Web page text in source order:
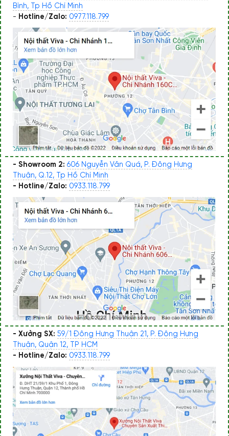
Bình, Tp Hồ Chí Minh
- Hotline/Zalo: 0977.118.799
- Showroom 2: 606 Nguyễn Văn Quá, P. Đông Hưng
Thuận, Q.12, Tp Hồ Chí Minh
- Hotline/Zalo: 0933.118.799
- Xưởng SX: 59/1 Đông Hưng Thuận 21, P. Đông Hưng
Thuận, Quận 12, TP HCM
- Hotline/Zalo: 0933.118.799